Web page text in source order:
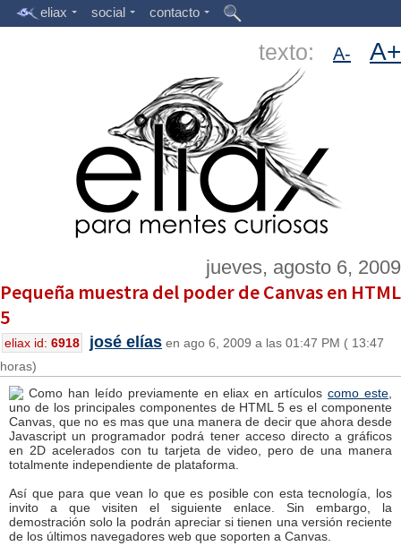
eliax social contacto
texto: A- A+
jueves, agosto 6, 2009
Pequeña muestra del poder de Canvas en HTML
5
eliax id: 6918 josé elías en ago 6, 2009 a las 01:47 PM ( 13:47
horas)
Como han leído previamente en eliax en artículoscomo este
uno de los principales componentes de HTML 5 es el componente
Canvas, que no es mas que una manera de decir que ahora desde
Javascript un programador podrá tener acceso directo a gráficos
en 2D acelerados con tu tarjeta de video, pero de una manera
totalmente independiente de plataforma.
Así que para que vean lo que es posible con esta tecnología, los
invito a que visiten el siguiente enlace. Sin embargo, la
demostración solo la podrán apreciar si tienen una versión reciente
de los últimos navegadores web que soporten a Canvas.